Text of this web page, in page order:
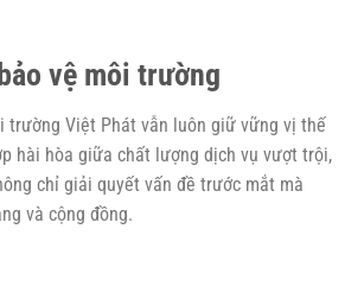
vệ môi trường
trường Việt Phát vẫn luôn giữ vững vị thế
hài hòa giữa chất lượng dịch vụ vượt trội,
chỉ giải quyết vấn đề trước mắt mà
và cộng đồng.